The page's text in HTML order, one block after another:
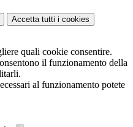
Accetta tutti i cookies
quali cookie consentire.
il funzionamento della
al funzionamento potete